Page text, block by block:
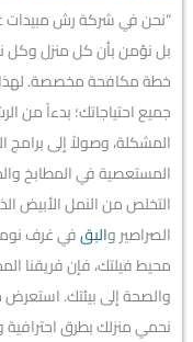
“نحن في شركة رش مبيدات
بل نؤمن بأن كل منزل وكل
خطة مكافحة مخصصة. لهذا
جميع احتياجاتك؛ بدءاً من
المشكلة، وصولاً إلى
المستعصية في المطابخ
التخلص من النمل الأبيض
الصراصير والبقفي غرف
محيط فيلتك، فإن فريقنا
والصحة إلى بيئتك.
نحمي منزلك بطرق احترافية وآمنة